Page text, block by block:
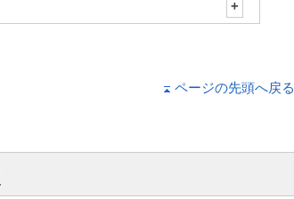
ページの先頭へ戻る